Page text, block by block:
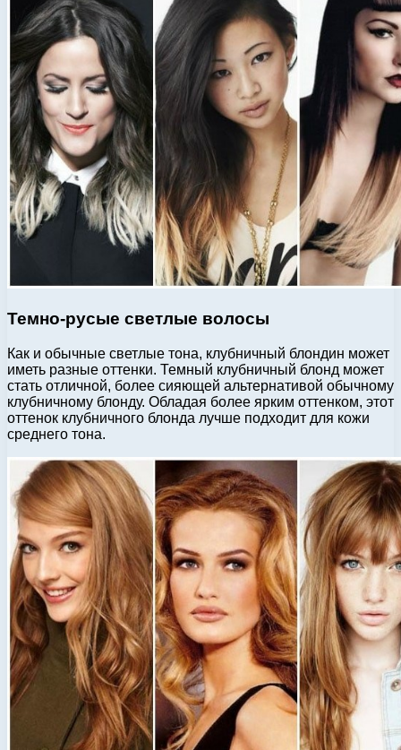
Темно-русые светлые волосы
Как и обычные светлые тона, клубничный блондин может
иметь разные оттенки. Темный клубничный блонд может
стать отличной, более сияющей альтернативой обычному
клубничному блонду. Обладая более ярким оттенком, этот
оттенок клубничного блонда лучше подходит для кожи
среднего тона.